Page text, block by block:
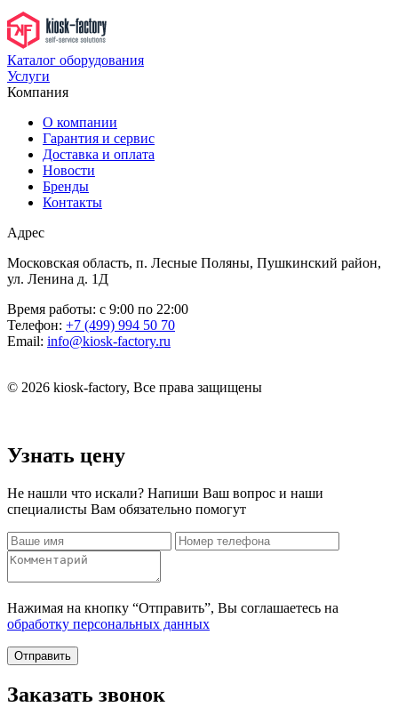
Каталог оборудования
Услуги
Компания
О компании
Гарантия и сервис
Доставка и оплата
Новости
Бренды
Контакты
Адрес
Московская область, п. Лесные Поляны, Пушкинский район,
ул. Ленина д. 1Д
Время работы: с 9:00 по 22:00
Телефон: +7 (499) 994 50 70
Email: info@kiosk-factory.ru
© 2026 kiosk-factory, Все права защищены
Узнать цену
Не нашли что искали? Напиши Ваш вопрос и наши
специалисты Вам обязательно помогут
Нажимая на кнопку “Отправить”, Вы соглашаетесь на
обработку персональных данных
Отправить
Заказать звонок